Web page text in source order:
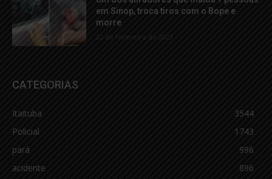
em Sinop, troca tiros com o Bope e
morre
22 de fevereiro de 2023
CATEGORIAS
Itaituba
3544
Policial
1743
pará
996
acidente
896